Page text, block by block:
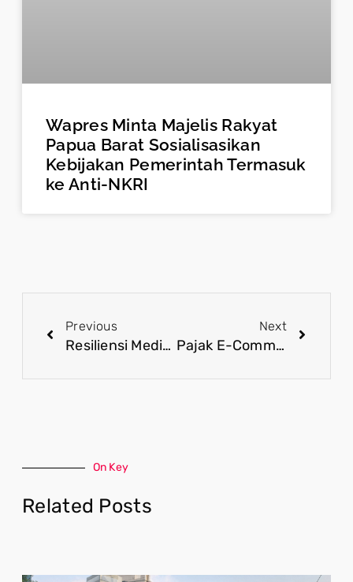
Wapres Minta Majelis Rakyat
Papua Barat Sosialisasikan
Kebijakan Pemerintah Termasuk
ke Anti-NKRI
Previous
Resiliensi Media Perkuat Pertahanan Semesta Hadapi Ancaman Disinformasi
Next
Pajak E-Commerce per 1 Juli Dipastikan Tak Rugikan UMKM
On Key
Related Posts